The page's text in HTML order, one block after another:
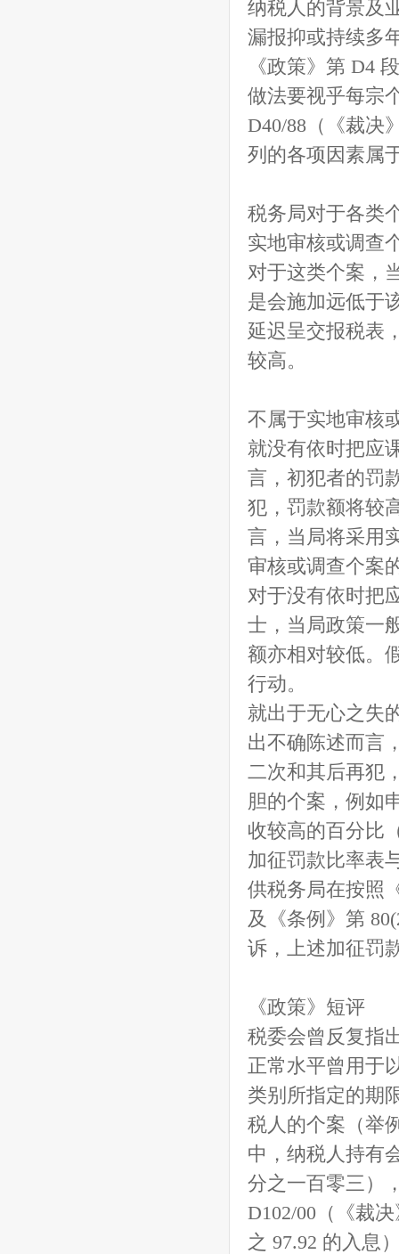
纳税人的背景及
漏报抑或持续多
《政策》第 D4
做法要视乎每宗
D40/88（《裁决
列的各项因素属
税务局对于各类
实地审核或调查
对于这类个案，
是会施加远低于
延迟呈交报税表
较高。
不属于实地审核
就没有依时把应
言，初犯者的罚
犯，罚款额将较
言，当局将采用
审核或调查个案
对于没有依时把
士，当局政策一
额亦相对较低。
行动。
就出于无心之失
出不确陈述而言
二次和其后再犯
胆的个案，例如
收较高的百分比
加征罚款比率表
供税务局在按照
及《条例》第
诉，上述加征罚
《政策》短评
税委会曾反复指
正常水平曾用于
类别所指定的期
税人的个案（举
中，纳税人持有
分之一百零三）
D102/00（《裁
之 97.92 的入息